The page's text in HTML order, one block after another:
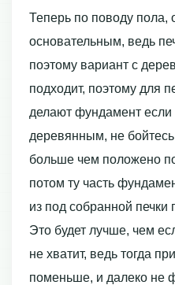
Теперь по поводу пола,
основательным, ведь
поэтому вариант с
подходит, поэтому для
делают фундамент если
деревянным, не
больше чем положено
потом ту часть
из под собранной печки
Это будет лучше, чем
не хватит, ведь тогда
поменьше, и далеко не